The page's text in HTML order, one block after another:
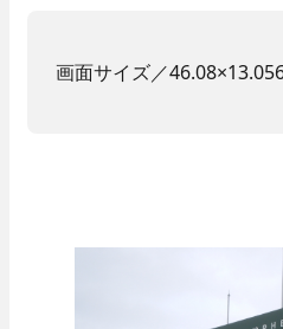
画面サイズ／